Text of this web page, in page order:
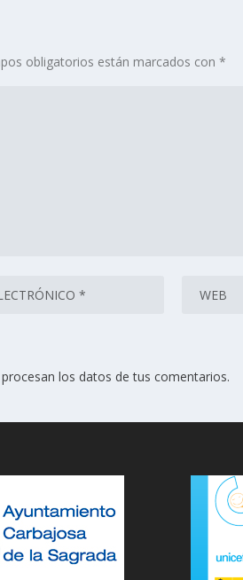
obligatorios están marcados con*
los datos de tus comentarios.